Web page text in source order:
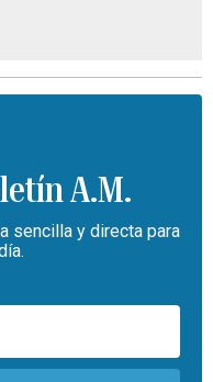
A.M.
sencilla y directa para